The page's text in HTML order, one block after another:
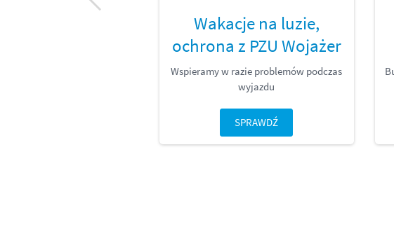
Wakacje na luzie,
ochrona z PZU Wojażer
Wspieramy w razie problemów podczas
wyjazdu
SPRAWDŹ